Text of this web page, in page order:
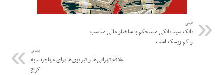
قبلی
بانک سینا بانکی مستحکم با ساختار مالی مناسب
و کم ریسک است
بعدی
علاقه تهرانی‌ها و تبریزی‌ها برای مهاجرت به
کرج